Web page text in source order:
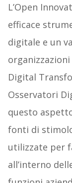
L’Open
efficace
digitale e un
Digital
Osservatori
questo
fonti di
utilizzate per
all’interno